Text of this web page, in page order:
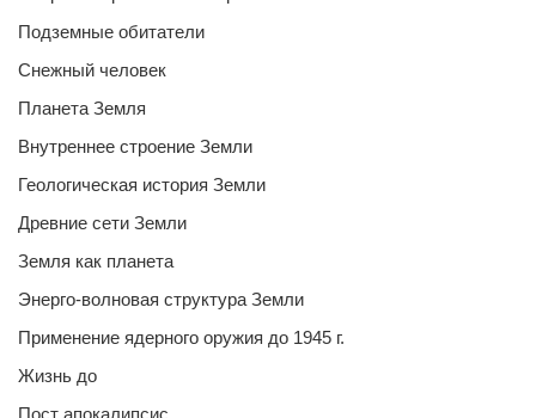
Подземные обитатели
Снежный человек
Планета Земля
Внутреннее строение Земли
Геологическая история Земли
Древние сети Земли
Земля как планета
Энерго-волновая структура Земли
Применение ядерного оружия до 1945 г.
Жизнь до
Пост апокалипсис